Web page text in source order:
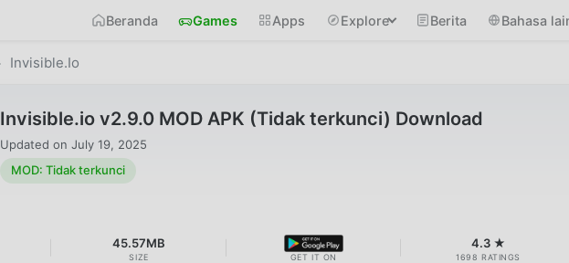
Beranda Games Apps Explore Berita Bahasa
Invisible.io
Invisible.io v2.9.0 MOD APK (Tidak terkunci) Download
Updated on July 19, 2025
MOD: Tidak terkunci
45.57MB
SIZE GET IT ON
4.3 ★
1698 RATINGS